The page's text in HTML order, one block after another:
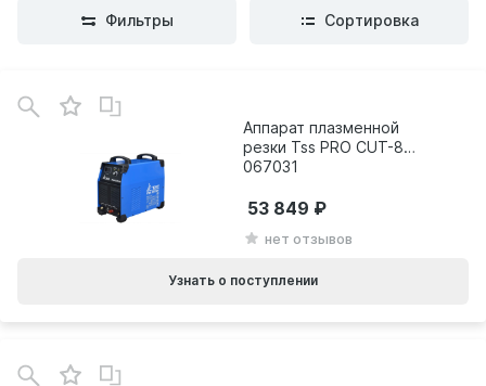
Фильтры Сортировка
Аппарат плазменной
резки Tss PRO CUT-80
067031
нет отзывов
53 849
Узнать о поступлении